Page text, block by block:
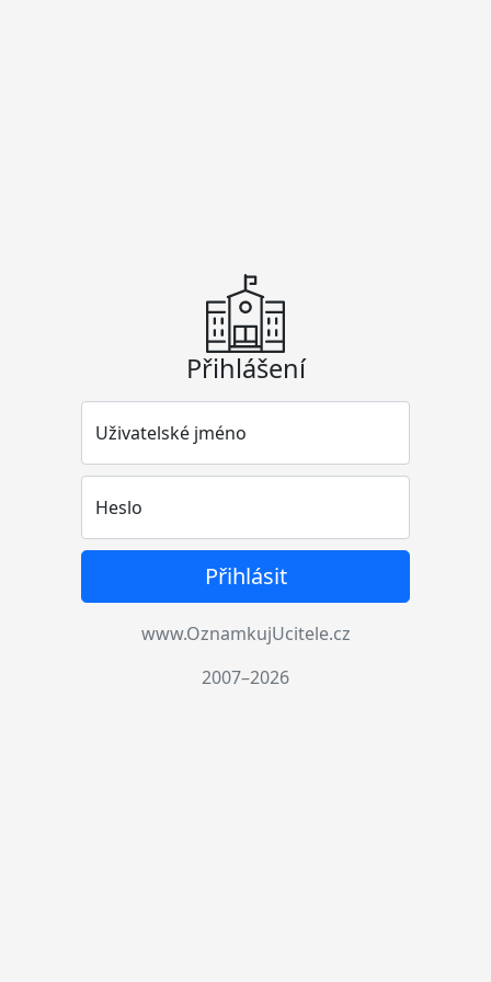
Přihlášení
Uživatelské jméno
Heslo
Přihlásit
www.OznamkujUcitele.cz
2007–2026